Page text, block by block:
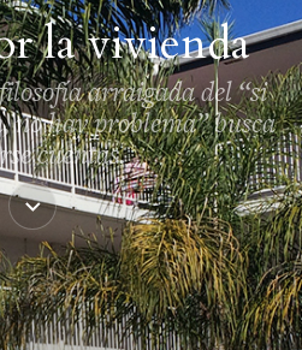
la vivienda
arraigada del “si
no hay problema” busca
cuentas.